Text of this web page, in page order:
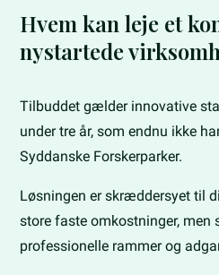
Hvem kan leje et
nystartede
Tilbuddet gælder innovative
under tre år, som endnu ikke
Syddanske Forskerparker.
Løsningen er skræddersyet til
store faste omkostninger, men
professionelle rammer og